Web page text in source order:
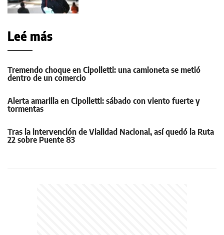
Leé más
Tremendo choque en Cipolletti: una camioneta se metió
dentro de un comercio
Alerta amarilla en Cipolletti: sábado con viento fuerte y
tormentas
Tras la intervención de Vialidad Nacional, así quedó la Ruta
22 sobre Puente 83